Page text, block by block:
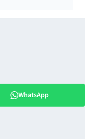
WhatsApp